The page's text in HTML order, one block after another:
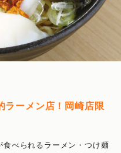
ラーメン店！岡崎店限
食べられるラーメン・つけ麺